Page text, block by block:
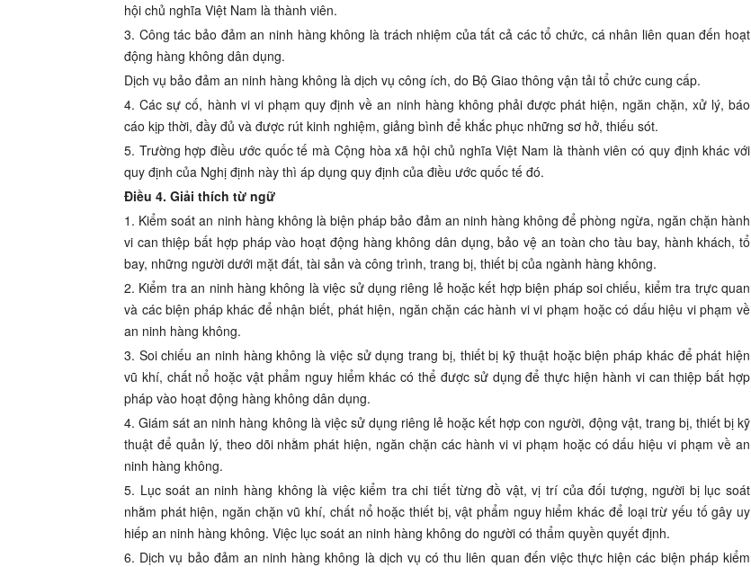
hội chủ nghĩa Việt Nam là thành viên.
3. Công tác bảo đảm an ninh hàng không là trách nhiệm của tất cả các tổ chức, cá nhân liên quan đến hoạt
động hàng không dân dụng.
Dịch vụ bảo đảm an ninh hàng không là dịch vụ công ích, do Bộ Giao thông vận tải tổ chức cung cấp.
4. Các sự cố, hành vi vi phạm quy định về an ninh hàng không phải được phát hiện, ngăn chặn, xử lý, báo
cáo kịp thời, đầy đủ và được rút kinh nghiệm, giảng bình để khắc phục những sơ hở, thiếu sót.
5. Trường hợp điều ước quốc tế mà Cộng hòa xã hội chủ nghĩa Việt Nam là thành viên có quy định khác với
quy định của Nghị định này thì áp dụng quy định của điều ước quốc tế đó.
Điều 4. Giải thích từ ngữ
1. Kiểm soát an ninh hàng không là biện pháp bảo đảm an ninh hàng không để phòng ngừa, ngăn chặn hành
vi can thiệp bất hợp pháp vào hoạt động hàng không dân dụng, bảo vệ an toàn cho tàu bay, hành khách, tổ
bay, những người dưới mặt đất, tài sản và công trình, trang bị, thiết bị của ngành hàng không.
2. Kiểm tra an ninh hàng không là việc sử dụng riêng lẻ hoặc kết hợp biện pháp soi chiếu, kiểm tra trực quan
và các biện pháp khác để nhận biết, phát hiện, ngăn chặn các hành vi vi phạm hoặc có dấu hiệu vi phạm về
an ninh hàng không.
3. Soi chiếu an ninh hàng không là việc sử dụng trang bị, thiết bị kỹ thuật hoặc biện pháp khác để phát hiện
vũ khí, chất nổ hoặc vật phẩm nguy hiểm khác có thể được sử dụng để thực hiện hành vi can thiệp bất hợp
pháp vào hoạt động hàng không dân dụng.
4. Giám sát an ninh hàng không là việc sử dụng riêng lẻ hoặc kết hợp con người, động vật, trang bị, thiết bị kỹ
thuật để quản lý, theo dõi nhằm phát hiện, ngăn chặn các hành vi vi phạm hoặc có dấu hiệu vi phạm về an
ninh hàng không.
5. Lục soát an ninh hàng không là việc kiểm tra chi tiết từng đồ vật, vị trí của đối tượng, người bị lục soát
nhằm phát hiện, ngăn chặn vũ khí, chất nổ hoặc thiết bị, vật phẩm nguy hiểm khác để loại trừ yếu tố gây uy
hiếp an ninh hàng không. Việc lục soát an ninh hàng không do người có thẩm quyền quyết định.
6. Dịch vụ bảo đảm an ninh hàng không là dịch vụ có thu liên quan đến việc thực hiện các biện pháp kiểm